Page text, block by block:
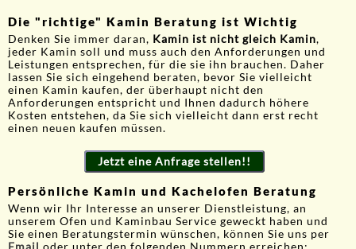
Die "richtige" Kamin Beratung ist Wichtig
Denken Sie immer daran, Kamin ist nicht gleich Kamin,
jeder Kamin soll und muss auch den Anforderungen und
Leistungen entsprechen, für die sie ihn brauchen. Daher
lassen Sie sich eingehend beraten, bevor Sie vielleicht
einen Kamin kaufen, der überhaupt nicht den
Anforderungen entspricht und Ihnen dadurch höhere
Kosten entstehen, da Sie sich vielleicht dann erst recht
einen neuen kaufen müssen.
Jetzt eine Anfrage stellen!!
Persönliche Kamin und Kachelofen Beratung
Wenn wir Ihr Interesse an unserer Dienstleistung, an
unserem Ofen und Kaminbau Service geweckt haben und
Sie einen Beratungstermin wünschen, können Sie uns per